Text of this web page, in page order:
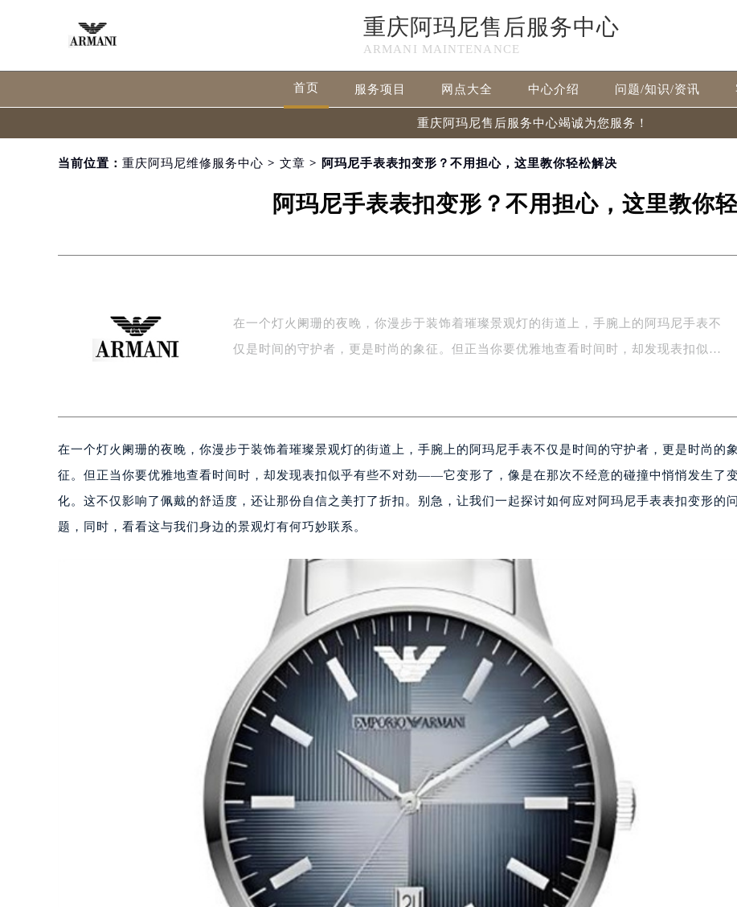
重庆阿玛尼售后服务中心
ARMANI MAINTENANCE
首页 服务项目 网点大全 中心介绍 问题/知识/资讯
重庆阿玛尼售后服务中心竭诚为您服务！
当前位置： 重庆阿玛尼维修服务中心 > 文章 > 阿玛尼手表表扣变形？不用担心，这里教你轻松解决
阿玛尼手表表扣变形？不用担心，这里教你
在一个灯火阑珊的夜晚，你漫步于装饰着璀璨景观灯的街道上，手腕上的阿玛尼手表不
仅是时间的守护者，更是时尚的象征。但正当你要优雅地查看时间时，却发现表扣似…
在一个灯火阑珊的夜晚，你漫步于装饰着璀璨景观灯的街道上，手腕上的阿玛尼手表不仅是时间的守护者，更是时尚的象
征。但正当你要优雅地查看时间时，却发现表扣似乎有些不对劲——它变形了，像是在那次不经意的碰撞中悄悄发生了
化。这不仅影响了佩戴的舒适度，还让那份自信之美打了折扣。别急，让我们一起探讨如何应对阿玛尼手表表扣变形的问
题，同时，看看这与我们身边的景观灯有何巧妙联系。